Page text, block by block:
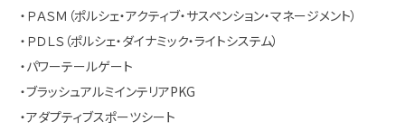
・ＰＡＳＭ（ポルシェ・アクティブ・サスペンション・マネージメント）
・ＰＤＬＳ（ポルシェ・ダイナミック・ライトシステム）
・パワーテールゲート
・ブラッシュアルミインテリアPKG
・アダプティブスポーツシート